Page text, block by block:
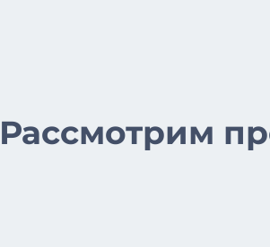
Рассмотрим